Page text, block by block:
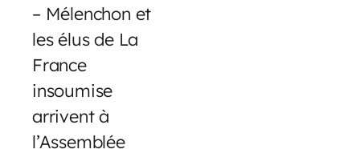
– Mélenchon et
les élus de La
France
insoumise
arrivent à
l’Assemblée